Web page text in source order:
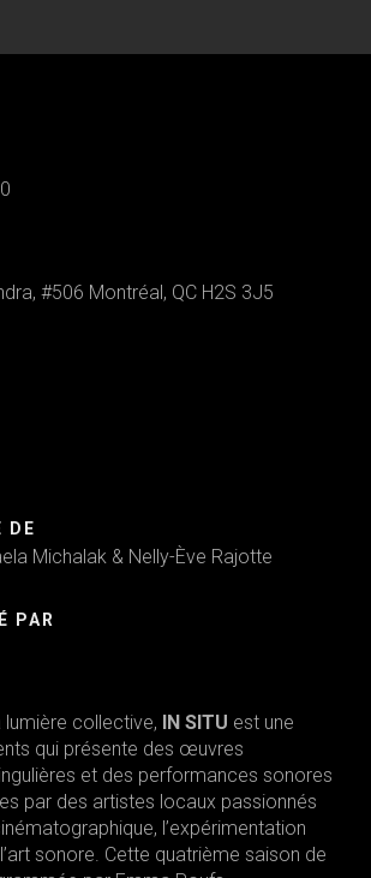
#506 Montréal, QC H2S 3J5
DE
Michalak & Nelly-Ève Rajotte
PAR
collective, IN SITU est une
qui présente des œuvres
et des performances sonores
par des artistes locaux passionnés
l’expérimentation
sonore. Cette quatrième saison de